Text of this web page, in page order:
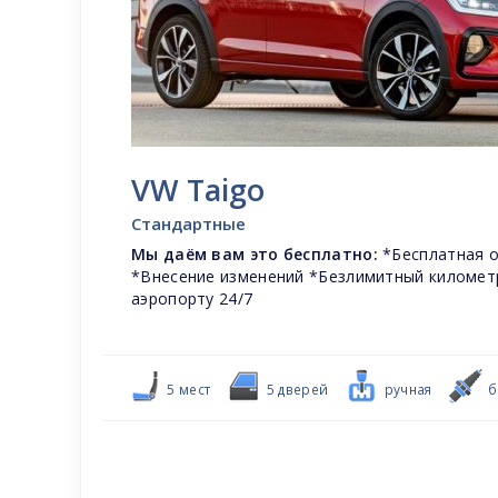
VW Taigo
Стандартные
Мы даём вам это бесплатно: *Бесплатная
*Внесение изменений *Безлимитный
аэропорту 24/7
5 мест 5 дверей ручная